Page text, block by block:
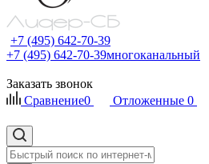
+7 (495) 642-70-39
+7 (495) 642-70-39многоканальный
Заказать звонок
Сравнение0 Отложенные 0